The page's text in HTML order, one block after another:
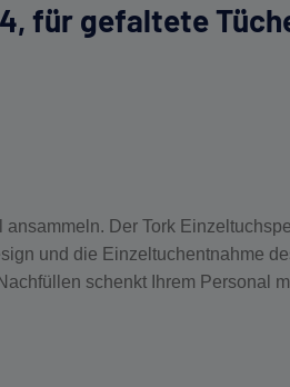
für gefaltete
Der Tork
und die Einzeltuchentnahme
schenkt Ihrem Personal